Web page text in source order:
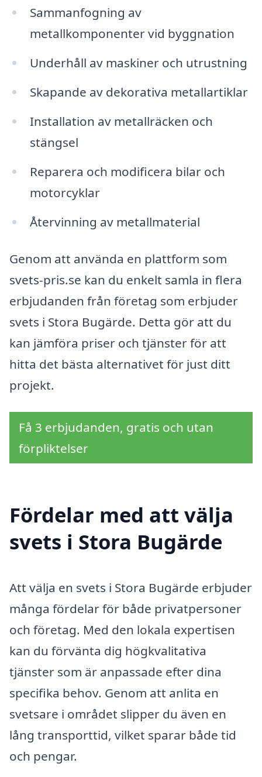
Sammanfogning av
metallkomponenter vid byggnation
Underhåll av maskiner och utrustning
Skapande av dekorativa metallartiklar
Installation av metallräcken och
stängsel
Reparera och modificera bilar och
motorcyklar
Återvinning av metallmaterial
Genom att använda en plattform som
svets-pris.se kan du enkelt samla in flera
erbjudanden från företag som erbjuder
svets i Stora Bugärde. Detta gör att du
kan jämföra priser och tjänster för att
hitta det bästa alternativet för just ditt
projekt.
Få 3 erbjudanden, gratis och utan
förpliktelser
Fördelar med att välja
svets i Stora Bugärde
Att välja en svets i Stora Bugärde erbjuder
många fördelar för både privatpersoner
och företag. Med den lokala expertisen
kan du förvänta dig högkvalitativa
tjänster som är anpassade efter dina
specifika behov. Genom att anlita en
svetsare i området slipper du även en
lång transporttid, vilket sparar både tid
och pengar.